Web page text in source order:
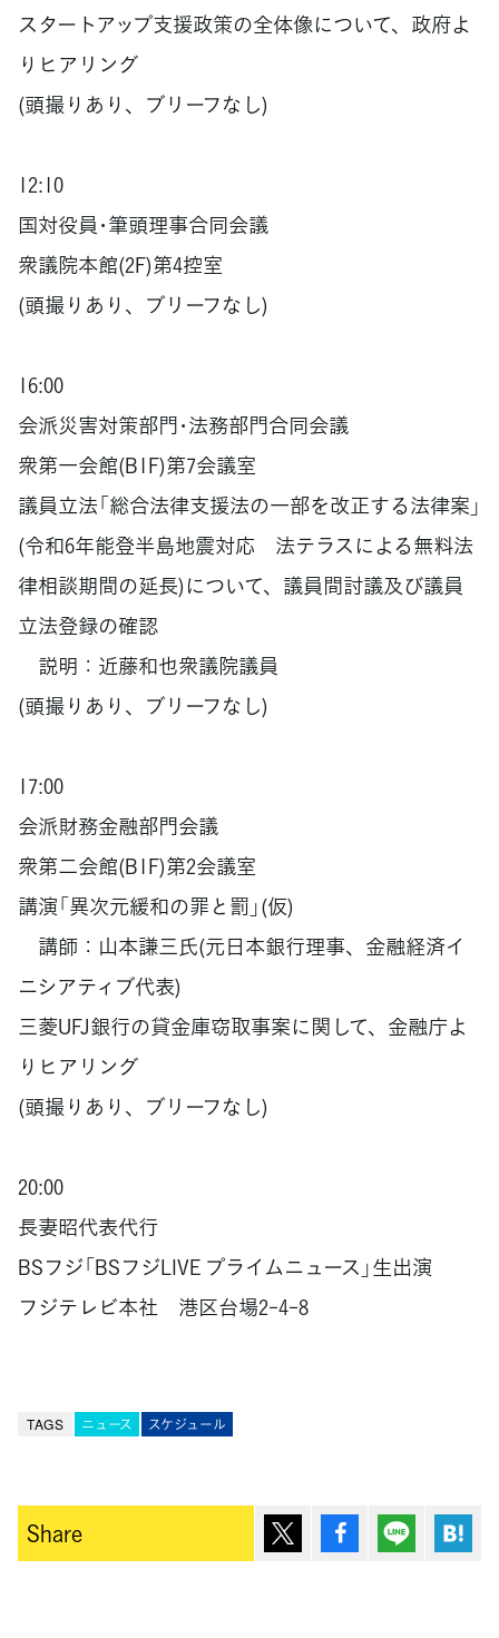
スタートアップ支援政策の全体像について、政府よ
りヒアリング
(頭撮りあり、ブリーフなし)
12:10
国対役員･筆頭理事合同会議
衆議院本館(2F)第4控室
(頭撮りあり、ブリーフなし)
16:00
会派災害対策部門･法務部門合同会議
衆第一会館(B1F)第7会議室
議員立法「総合法律支援法の一部を改正する法律案」
(令和6年能登半島地震対応 法テラスによる無料法
律相談期間の延長)について、議員間討議及び議員
立法登録の確認
説明：近藤和也衆議院議員
(頭撮りあり、ブリーフなし)
17:00
会派財務金融部門会議
衆第二会館(B1F)第2会議室
講演「異次元緩和の罪と罰」(仮)
講師：山本謙三氏(元日本銀行理事、金融経済イ
ニシアティブ代表)
三菱UFJ銀行の貸金庫窃取事案に関して、金融庁よ
りヒアリング
(頭撮りあり、ブリーフなし)
20:00
長妻昭代表代行
BSフジ「BSフジLIVE プライムニュース」生出演
フジテレビ本社 港区台場2-4-8
TAGS ニュース スケジュール
Share ポスト シェア Lineで送